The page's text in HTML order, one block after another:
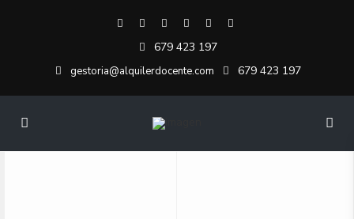
679 423 197
gestoria@alquilerdocente.com 679 423 197